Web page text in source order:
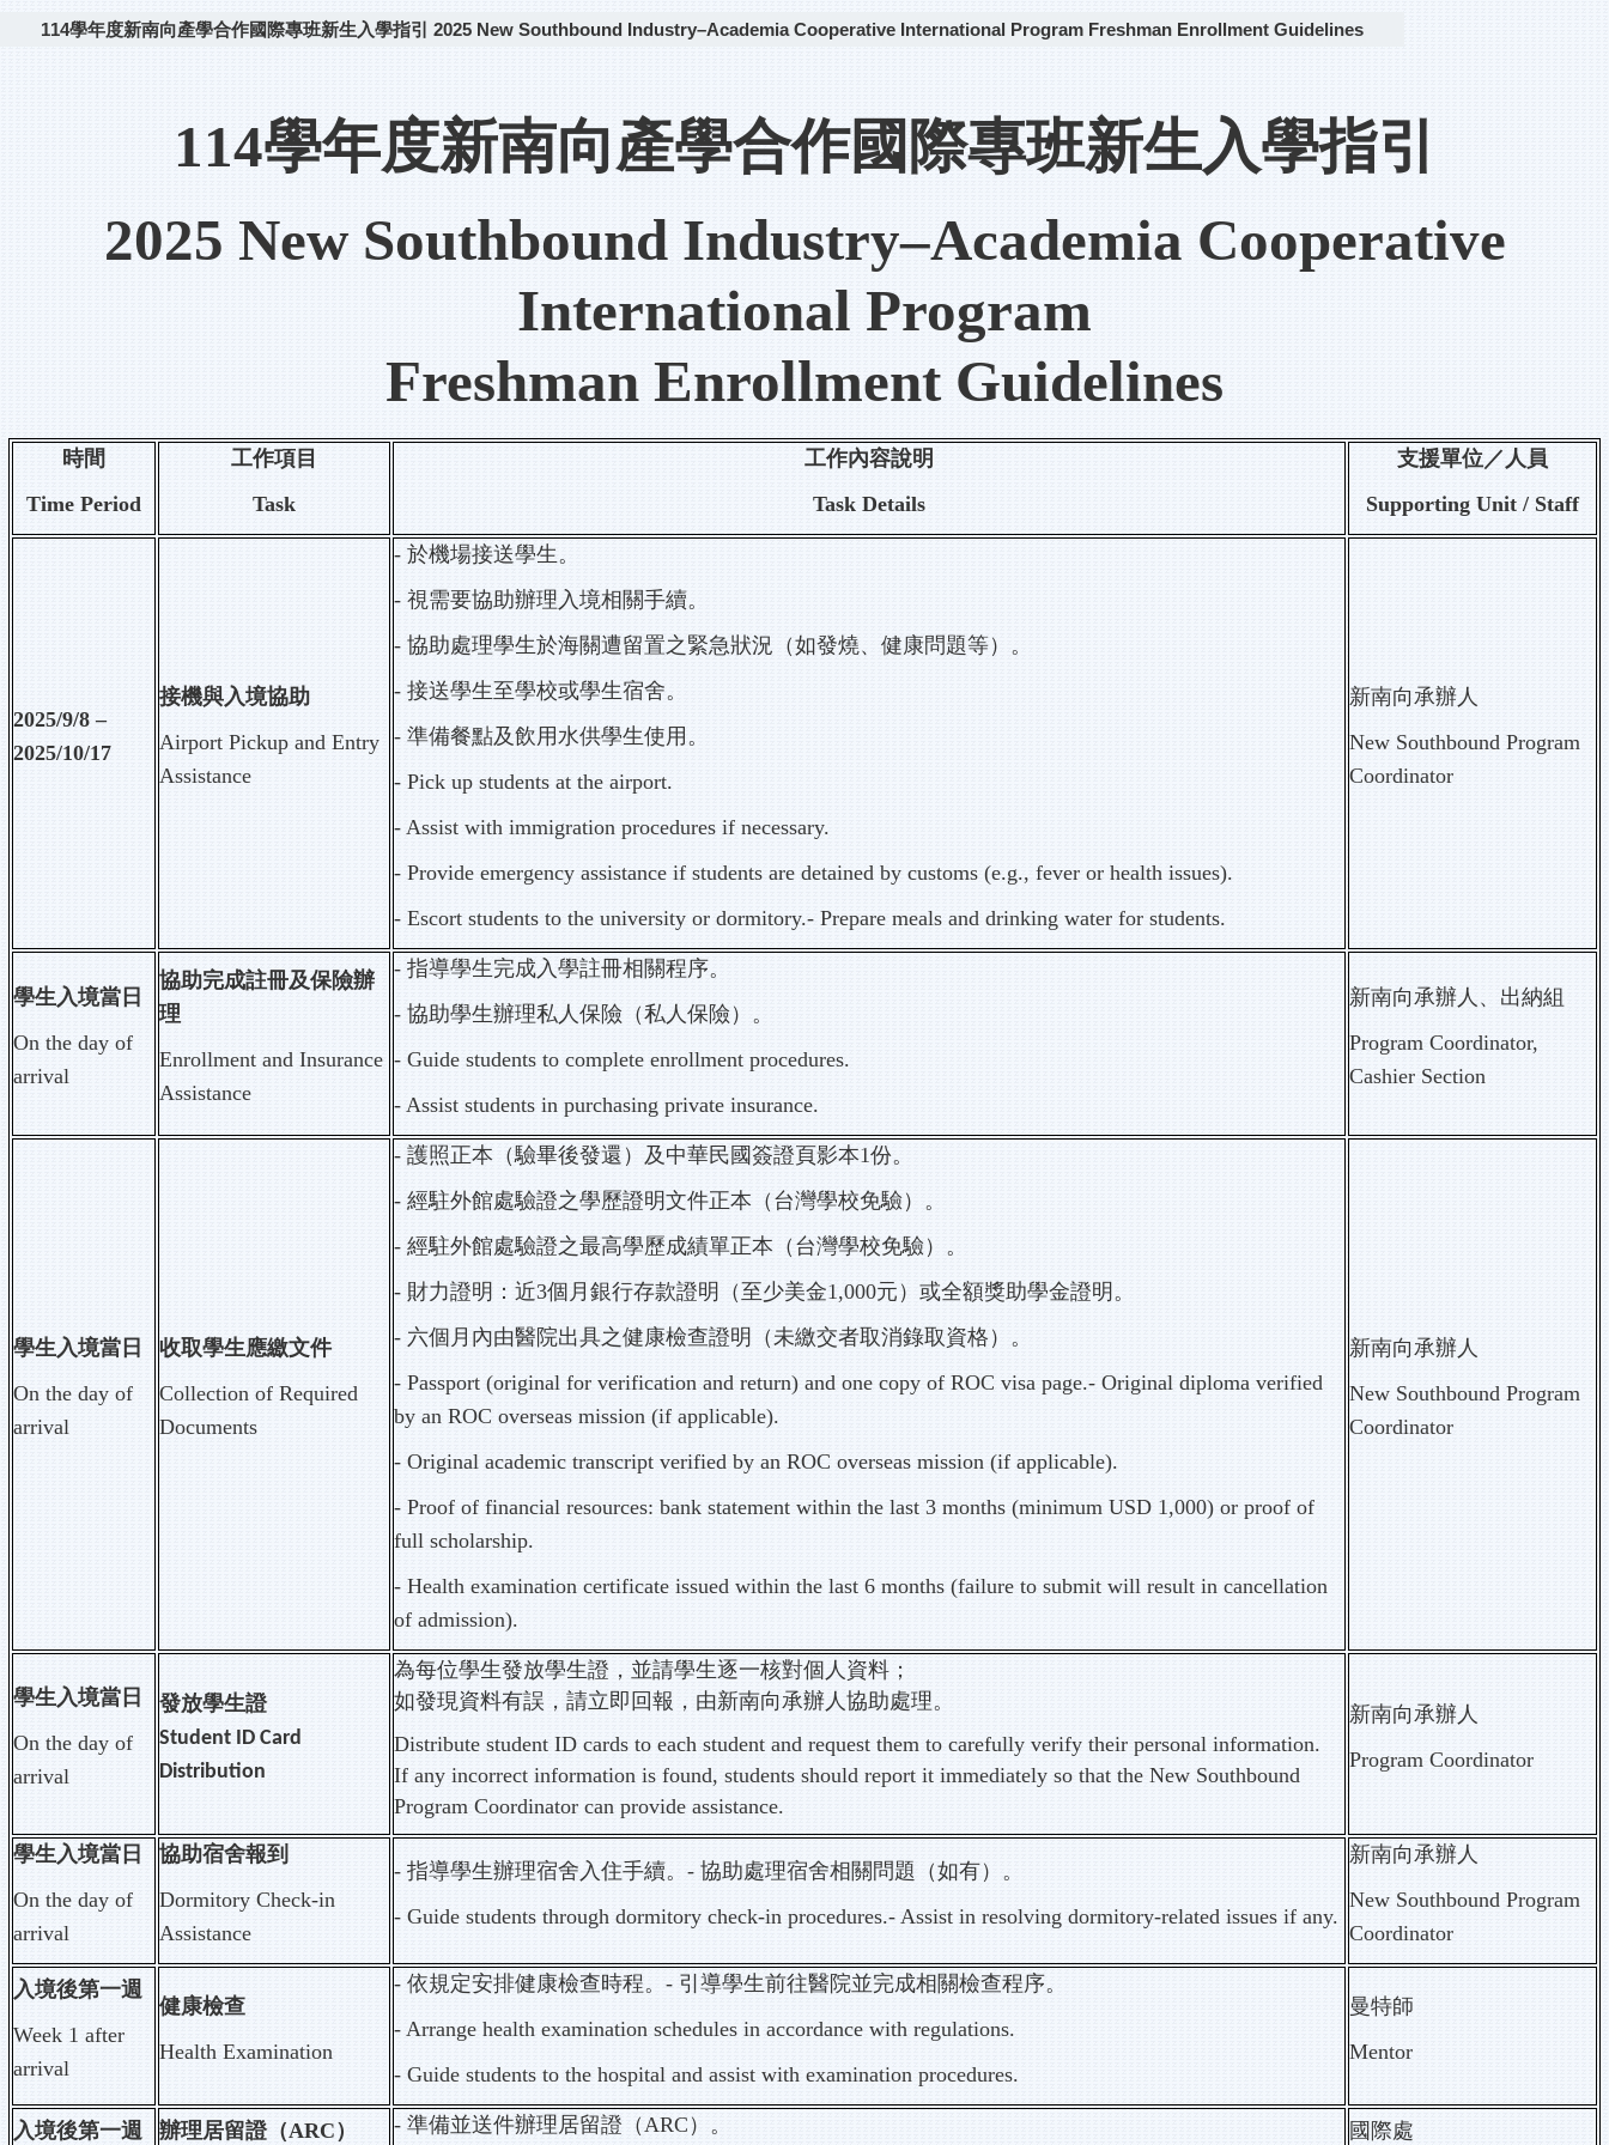
114學年度新南向產學合作國際專班新生入學指引 2025 New Southbound Industry–Academia Cooperative International Program Freshman Enrollment Guidelines
114學年度新南向產學合作國際專班新生入學指引
2025 New Southbound Industry–Academia Cooperative
International Program
Freshman Enrollment Guidelines
時間
Time Period
工作項目
Task
工作內容說明
Task Details
支援單位／人員
Supporting Unit / Staff
2025/9/8 –
2025/10/17
接機與入境協助
Airport Pickup and Entry
Assistance
-於機場接送學生。
-視需要協助辦理入境相關手續。
-協助處理學生於海關遭留置之緊急狀況（如發燒、健康問題等）。
-接送學生至學校或學生宿舍。
-準備餐點及飲用水供學生使用。
- Pick up students at the airport.
- Assist with immigration procedures if necessary.
- Provide emergency assistance if students are detained by customs (e.g., fever or health issues).
- Escort students to the university or dormitory.- Prepare meals and drinking water for students.
新南向承辦人
New Southbound Program
Coordinator
學生入境當日
On the day of
arrival
協助完成註冊及保險辦
理
Enrollment and Insurance
Assistance
-指導學生完成入學註冊相關程序。
-協助學生辦理私人保險（私人保險）。
- Guide students to complete enrollment procedures.
- Assist students in purchasing private insurance.
新南向承辦人、出納組
Program Coordinator,
Cashier Section
學生入境當日
On the day of
arrival
收取學生應繳文件
Collection of Required
Documents
-護照正本（驗畢後發還）及中華民國簽證頁影本1份。
-經駐外館處驗證之學歷證明文件正本（台灣學校免驗）。
-經駐外館處驗證之最高學歷成績單正本（台灣學校免驗）。
- 財力證明：近3個月銀行存款證明（至少美金1,000元）或全額獎助學金證明。
- 六個月內由醫院出具之健康檢查證明（未繳交者取消錄取資格）。
- Passport (original for verification and return) and one copy of ROC visa page.- Original diploma verified
by an ROC overseas mission (if applicable).
- Original academic transcript verified by an ROC overseas mission (if applicable).
- Proof of financial resources: bank statement within the last 3 months (minimum USD 1,000) or proof of
full scholarship.
- Health examination certificate issued within the last 6 months (failure to submit will result in cancellation
of admission).
新南向承辦人
New Southbound Program
Coordinator
學生入境當日
On the day of
arrival
發放學生證
Student ID Card
Distribution
為每位學生發放學生證，並請學生逐一核對個人資料；
如發現資料有誤，請立即回報，由新南向承辦人協助處理。
Distribute student ID cards to each student and request them to carefully verify their personal information.
If any incorrect information is found, students should report it immediately so that the New Southbound
Program Coordinator can provide assistance.
新南向承辦人
Program Coordinator
學生入境當日
On the day of
arrival
協助宿舍報到
Dormitory Check-in
Assistance
-指導學生辦理宿舍入住手續。- 協助處理宿舍相關問題（如有）。
- Guide students through dormitory check-in procedures.- Assist in resolving dormitory-related issues if any.
新南向承辦人
New Southbound Program
Coordinator
入境後第一週
Week 1 after
arrival
健康檢查
Health Examination
-依規定安排健康檢查時程。- 引導學生前往醫院並完成相關檢查程序。
- Arrange health examination schedules in accordance with regulations.
- Guide students to the hospital and assist with examination procedures.
曼特師
Mentor
入境後第一週 辦理居留證（ARC） -準備並送件辦理居留證（ARC）。 國際處